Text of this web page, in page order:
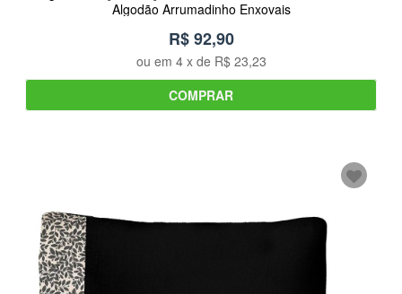
Algodão Arrumadinho Enxovais
R$ 92,90
ou em 4x de R$ 23,23
COMPRAR